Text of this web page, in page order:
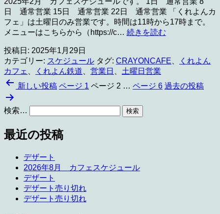
日 通常営業 15日 通常営業 22日 通常営業 「くれよんカ
フェ」は土曜日のみ営業です。時間は11時から17時まで。
メニューはこちらから（https://c… 続きを読む
月
フ
ェ
投稿日: 2025年1月29日
カテゴリー: スケジュール タグ: CRAYONCAFE
くれよん
カフェ
くれよん鉄道 営業日 土曜日営業
投
稿
の
ペ
新しい投稿 ページ 1 ページ 2 … ページ 6 過去の投稿
検索…
最近の投稿
デザート
2026年8月 カフェスケジュール
デザート
デザート売り切れ
デザート売り切れ